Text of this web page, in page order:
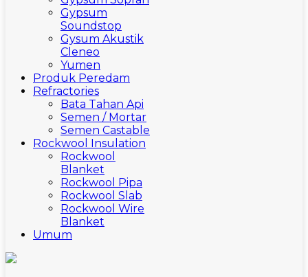
Gypsum
Soundstop
Gysum Akustik
Cleneo
Yumen
Produk Peredam
Refractories
Bata Tahan Api
Semen / Mortar
Semen Castable
Rockwool Insulation
Rockwool
Blanket
Rockwool Pipa
Rockwool Slab
Rockwool Wire
Blanket
Umum